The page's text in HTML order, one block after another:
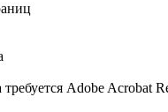
Adobe Acrobat